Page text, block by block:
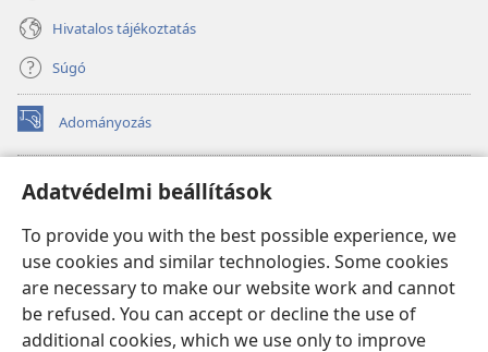
Adatvédelmi beállítások
To provide you with the best possible experience, we
use cookies and similar technologies. Some cookies
are necessary to make our website work and cannot
be refused. You can accept or decline the use of
additional cookies, which we use only to improve
Hivatalos tájékoztatás
Súgó
Adományozás
(opens
new
Őrtorony ONLINE KÖNYVTÁR
(opens
window)JW Hub
(opens
new
window)JW Library
Watchtower Library